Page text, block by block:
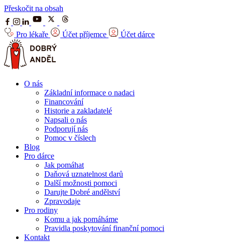
Přeskočit na obsah
Pro lékaře Účet příjemce Účet dárce
O nás
Základní informace o nadaci
Financování
Historie a zakladatelé
Napsali o nás
Podporují nás
Pomoc v číslech
Blog
Pro dárce
Jak pomáhat
Daňová uznatelnost darů
Další možnosti pomoci
Darujte Dobré andělství
Zpravodaje
Pro rodiny
Komu a jak pomáháme
Pravidla poskytování finanční pomoci
Kontakt